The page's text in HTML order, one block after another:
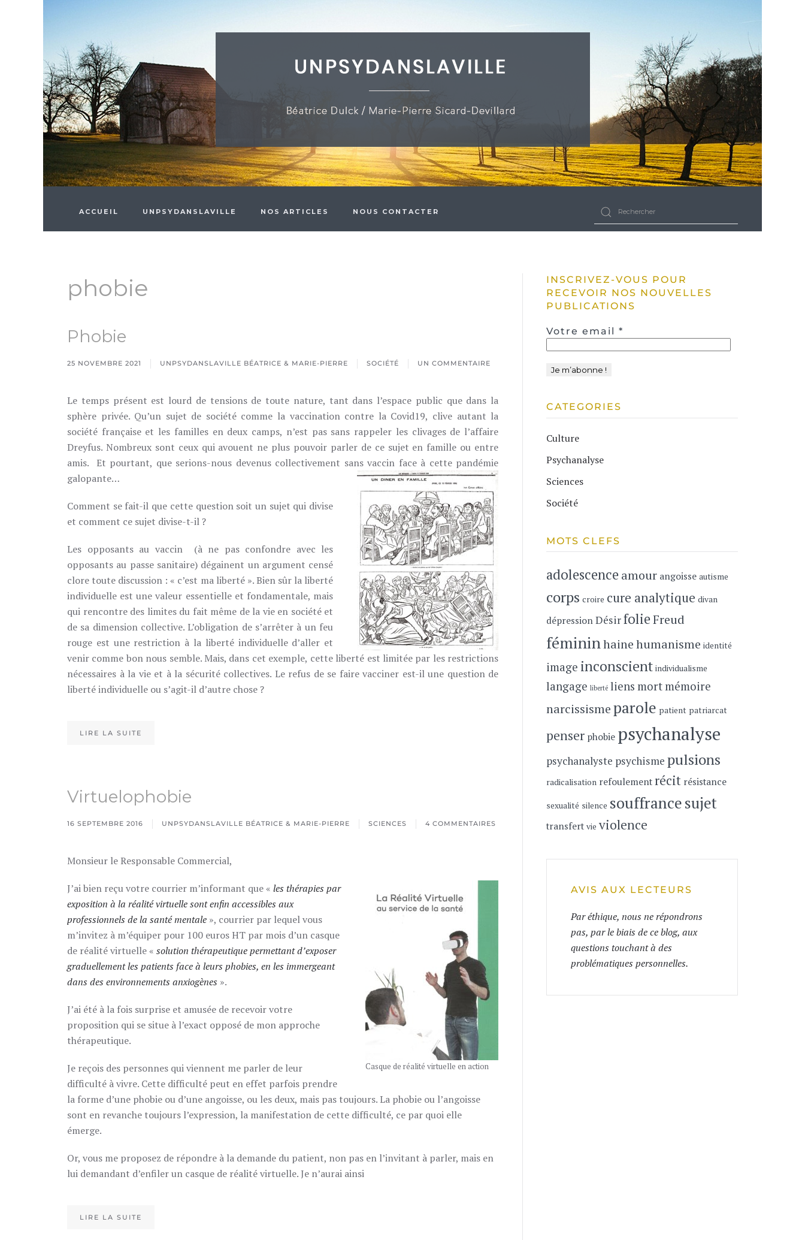
ACCUEIL UNPSYDANSLAVILLE NOS ARTICLES NOUS CONTACTER
phobie
Phobie
25 NOVEMBRE 2021 UNPSYDANSLAVILLE BÉATRICE & MARIE-PIERRE SOCIÉTÉ UN COMMENTAIRE
SUR
Le temps présent est lourd de tensions de toute nature, tant dans l’espace public que dans la
sphère privée. Qu’un sujet de société comme la vaccination contre la Covid19, clive autant la
société française et les familles en deux camps, n’est pas sans rappeler les clivages de l’affaire
Dreyfus. Nombreux sont ceux qui avouent ne plus pouvoir parler de ce sujet en famille ou entre
amis. Et pourtant, que serions-nous devenus collectivement sans vaccin face à cette pandémie
galopante…
Comment se fait-il que cette question soit un sujet qui divise
et comment ce sujet divise-t-il ?
Les opposants au vaccin (à ne pas confondre avec les
opposants au passe sanitaire) dégainent un argument censé
clore toute discussion : « c’est ma liberté ». Bien sûr la liberté
individuelle est une valeur essentielle et fondamentale, mais
qui rencontre des limites du fait même de la vie en société et
de sa dimension collective. L’obligation de s’arrêter à un feu
rouge est une restriction à la liberté individuelle d’aller et
venir comme bon nous semble. Mais, dans cet exemple, cette liberté est limitée par les restrictions
nécessaires à la vie et à la sécurité collectives. Le refus de se faire vacciner est-il une question de
liberté individuelle ou s’agit-il d’autre chose ?
LIRE LA SUITE
Virtuelophobie
16 SEPTEMBRE 2016 UNPSYDANSLAVILLE BÉATRICE & MARIE-PIERRE SCIENCES 4 COMMENTAIRES
SUR
Monsieur le Responsable Commercial,
Casque de réalité virtuelle en action
J’ai bien reçu votre courrier m’informant que « les thérapies par
exposition à la réalité virtuelle sont enfin accessibles aux
professionnels de la santé mentale », courrier par lequel vous
m’invitez à m’équiper pour 100 euros HT par mois d’un casque
de réalité virtuelle « solution thérapeutique permettant d’exposer
graduellement les patients face à leurs phobies, en les immergeant
dans des environnements anxiogènes ».
J’ai été à la fois surprise et amusée de recevoir votre
proposition qui se situe à l’exact opposé de mon approche
thérapeutique.
Je reçois des personnes qui viennent me parler de leur
difficulté à vivre. Cette difficulté peut en effet parfois prendre
la forme d’une phobie ou d’une angoisse, ou les deux, mais pas toujours. La phobie ou l’angoisse
sont en revanche toujours l’expression, la manifestation de cette difficulté, ce par quoi elle
émerge.
Or, vous me proposez de répondre à la demande du patient, non pas en l’invitant à parler, mais en
lui demandant d’enfiler un casque de réalité virtuelle. Je n’aurai ainsi
LIRE LA SUITE
INSCRIVEZ-VOUS POUR
RECEVOIR NOS NOUVELLES
PUBLICATIONS
Votre email*
CATEGORIES
Culture
Psychanalyse
Sciences
Société
MOTS CLEFS
adolescenceamour angoisse autisme
corps croire cure analytique divan
dépressionDésirfolieFreud
fémininhainehumanisme identité
image inconscient individualisme
langage liberté liens mortmémoire
narcissismeparole patient patriarcat
penser phobie psychanalyse
psychanalyste psychisme pulsions
radicalisation refoulementrécit résistance
sexualité silence souffrancesujet
transfert vie violence
AVIS AUX LECTEURS
Par éthique, nous ne répondrons
pas, par le biais de ce blog, aux
questions touchant à des
problématiques personnelles.